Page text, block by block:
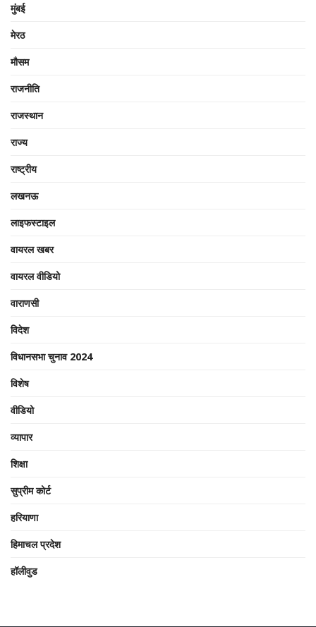
मुंबई
मेरठ
मौसम
राजनीति
राजस्थान
राज्य
राष्ट्रीय
लखनऊ
लाइफस्टाइल
वायरल खबर
वायरल वीडियो
वाराणसी
विदेश
विधानसभा चुनाव 2024
विशेष
वीडियो
व्यापार
शिक्षा
सुप्रीम कोर्ट
हरियाणा
हिमाचल प्रदेश
हॉलीवुड